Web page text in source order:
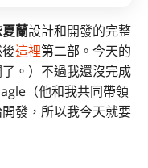
蘭設計和開發的完整
這裡第二部。今天的
。）不過我還沒完成
（他和我共同帶領
發，所以我今天就要